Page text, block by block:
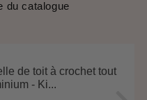
du catalogue
de toit à crochet tout
- Ki...